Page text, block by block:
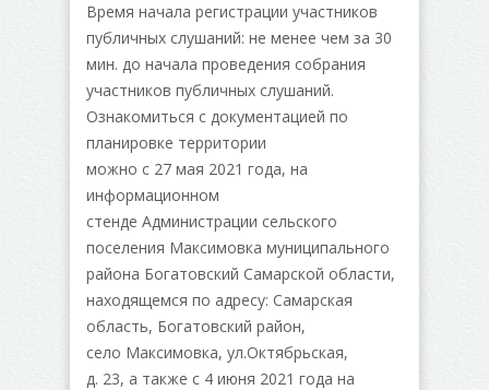
Время начала регистрации участников
публичных слушаний: не менее чем за 30
мин. до начала проведения собрания
участников публичных слушаний.
Ознакомиться с документацией по
планировке территории
можно с 27 мая 2021 года, на
информационном
стенде Администрации сельского
поселения Максимовка муниципального
района Богатовский Самарской области,
находящемся по адресу: Самарская
область, Богатовский район,
село Максимовка, ул.Октябрьская,
д. 23, а также с 4 июня 2021 года на